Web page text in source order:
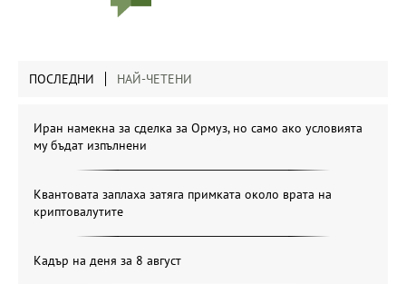
ПОСЛЕДНИ НАЙ-ЧЕТЕНИ
Иран намекна за сделка за Ормуз, но само ако условията
му бъдат изпълнени
Квантовата заплаха затяга примката около врата на
криптовалутите
Кадър на деня за 8 август